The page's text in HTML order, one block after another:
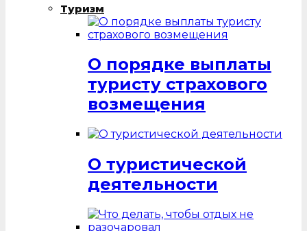
Туризм
О порядке выплаты
туристу страхового
возмещения
О туристической
деятельности